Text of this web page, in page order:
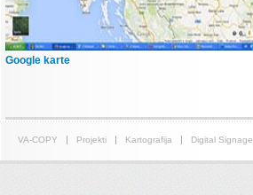
Google karte
VA-COPY Projekti Kartografija Digital Signage